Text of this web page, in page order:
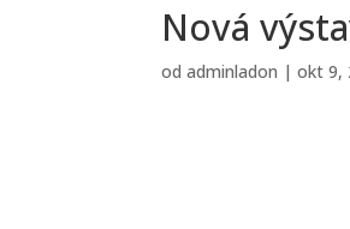
Nová
odadminladon |okt 9,